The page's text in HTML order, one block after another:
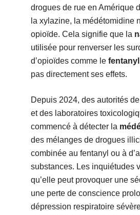
drogues de rue en Amérique
la xylazine, la médétomidine
opioïde. Cela signifie que la
utilisée pour renverser les
d’opioïdes comme le fentanyl
pas directement ses effets.
Depuis 2024, des autorités
et des laboratoires
commencé à détecter la
des mélanges de drogues
combinée au fentanyl ou à
substances. Les inquiétudes
qu’elle peut provoquer une
une perte de conscience
dépression respiratoire